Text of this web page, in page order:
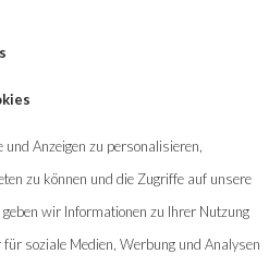
Anzeigen zu personalisieren,
zu können und die Zugriffe auf unsere
wir Informationen zu Ihrer Nutzung
soziale Medien, Werbung und Analysen